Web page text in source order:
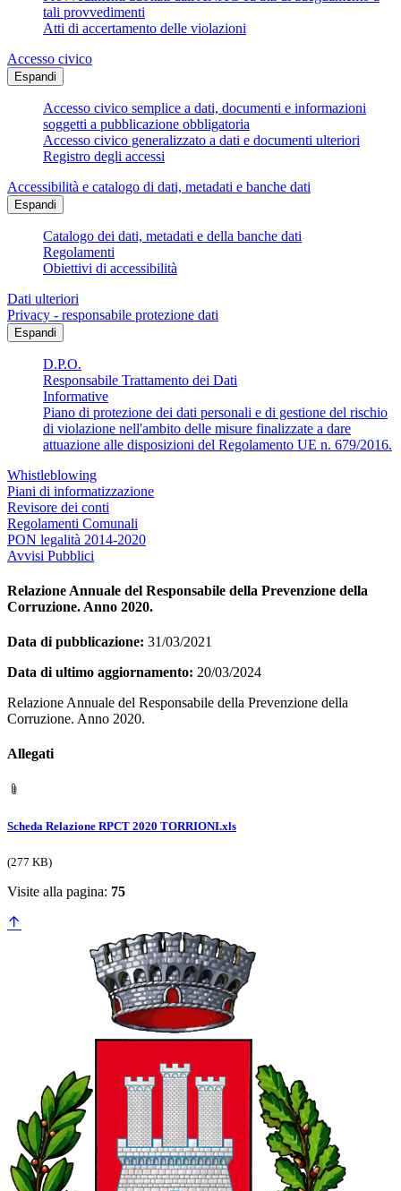
tali provvedimenti
Atti di accertamento delle violazioni
Accesso civico
Espandi
Accesso civico semplice a dati, documenti e informazioni
soggetti a pubblicazione obbligatoria
Accesso civico generalizzato a dati e documenti ulteriori
Registro degli accessi
Accessibilità e catalogo di dati, metadati e banche dati
Espandi
Catalogo dei dati, metadati e della banche dati
Regolamenti
Obiettivi di accessibilità
Dati ulteriori
Privacy - responsabile protezione dati
Espandi
D.P.O.
Responsabile Trattamento dei Dati
Informative
Piano di protezione dei dati personali e di gestione del rischio
di violazione nell'ambito delle misure finalizzate a dare
attuazione alle disposizioni del Regolamento UE n. 679/2016.
Whistleblowing
Piani di informatizzazione
Revisore dei conti
Regolamenti Comunali
PON legalità 2014-2020
Avvisi Pubblici
Relazione Annuale del Responsabile della Prevenzione della
Corruzione. Anno 2020.
Data di pubblicazione: 31/03/2021
Data di ultimo aggiornamento: 20/03/2024
Relazione Annuale del Responsabile della Prevenzione della
Corruzione. Anno 2020.
Allegati
Scheda Relazione RPCT 2020 TORRIONI.xls
(277 KB)
Visite alla pagina: 75